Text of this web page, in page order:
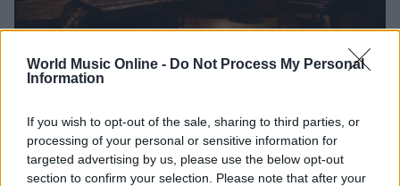
World Music Online - Do Not Process My Personal
Information
If you wish to opt-out of the sale, sharing to third parties, or
processing of your personal or sensitive information for
targeted advertising by us, please use the below opt-out
section to confirm your selection. Please note that after your
Il nuovo singolo di Sayanbull e Sinomine esplora le
contraddizioni dell’amore
Andrea Innocenti · 7 Ago 2026